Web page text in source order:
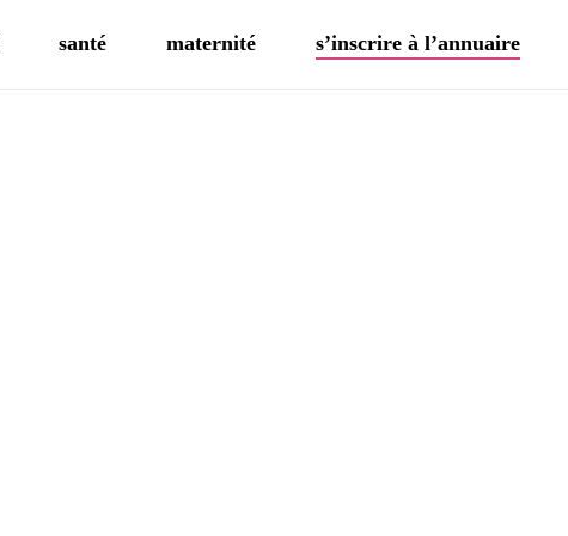
santé maternité s’inscrire à l’annuaire